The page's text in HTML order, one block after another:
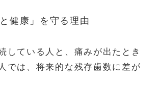
健康」を守る理由
している人と、痛みが出たとき
では、将来的な残存歯数に差が